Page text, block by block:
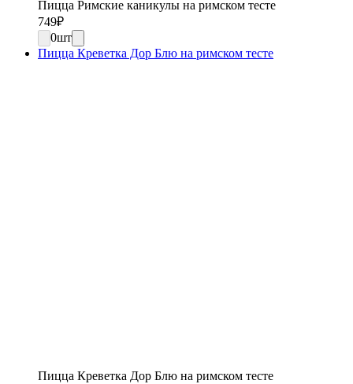
Пицца Римские каникулы на римском тесте
749₽
0шт
Пицца Креветка Дор Блю на римском тесте
Пицца Креветка Дор Блю на римском тесте